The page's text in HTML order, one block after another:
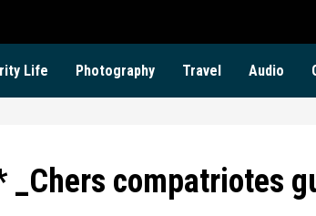
Life Photography Travel Audio
compatriotes